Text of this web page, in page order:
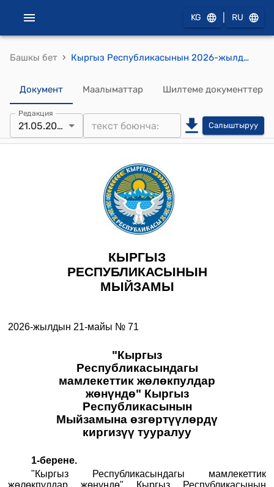
KG RU
Башкы бет › Кыргыз Республикасынын 2026-жылдын 21-майындагы № 71 "Кыргыз Республикасындагы мамлекеттик жөлөкпулдар жөнүндө" Кыргыз Республикасынын Мыйзамына өзгөртүүлөрдү киргизүү тууралуу" Мыйзамы
Документ Маалыматтар Шилтеме документтер
Редакция
21.05.2026 Салыштыруу